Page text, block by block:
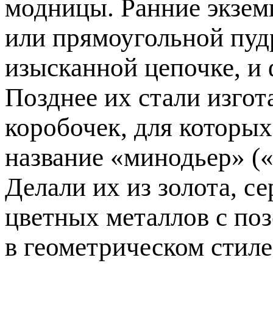
модницы. Ранние
или прямоугольной
изысканной цепочке,
Позднее их стали
коробочек, для
название «минодьер»
Делали их из золота,
цветных металлов с
в геометрическом